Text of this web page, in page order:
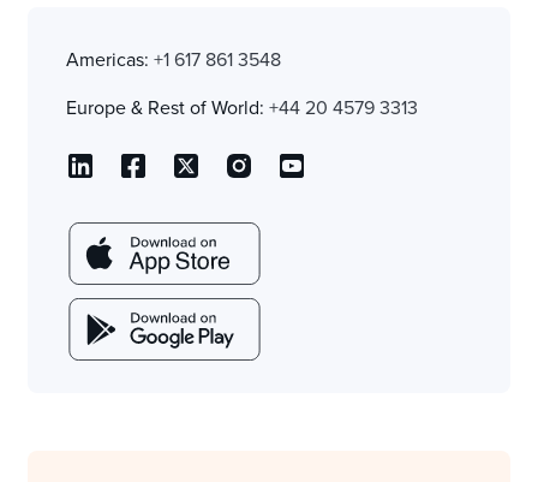
Americas: +1 617 861 3548
Europe & Rest of World: +44 20 4579 3313